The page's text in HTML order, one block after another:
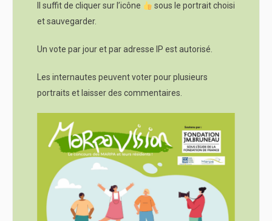
Il suffit de cliquer sur l’icône
sous le portrait choisi
et sauvegarder.
Un vote par jour et par adresse IP est autorisé.
Les internautes peuvent voter pour plusieurs
portraits et laisser des commentaires.